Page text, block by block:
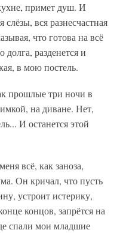
примет душ. И
слёзы, вся разнесчастная
что готова на всё
долга, разденется и
в мою постель.
прошлые три ночи в
на диване. Нет,
И останется этой
всё, как заноза,
Он кричал, что пусть
устроит истерику,
концов, запрётся на
спали мои младшие